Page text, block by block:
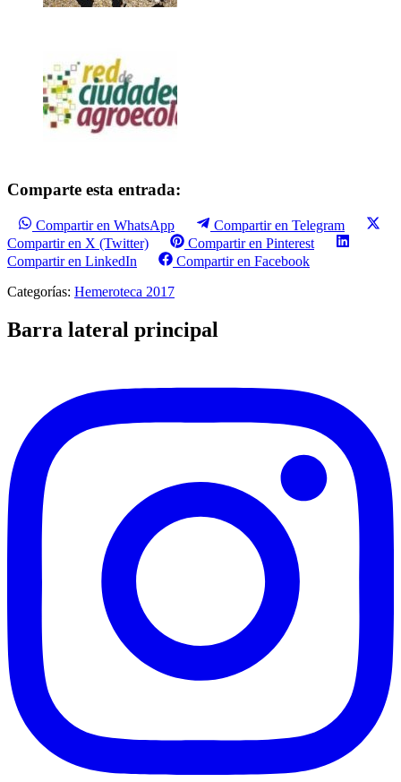
Comparte esta entrada:
Compartir en WhatsApp
Compartir en Telegram
Compartir en X (Twitter)
Compartir en Pinterest
Compartir en LinkedIn
Compartir en Facebook
Categorías: Hemeroteca 2017
Barra lateral principal